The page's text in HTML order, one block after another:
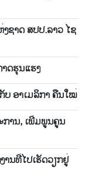
ຊາດ ສ​ປ​ປ.ລາວ ໄຊ​
ດຮຸນແຮງ
ບ ອາເມລິກາ ຄືນໃໝ່
ານ, ເພີ່ມ​ພູນ​ຄູນ​
ນທີ່ໄປເຮັດວຽກຢູ່